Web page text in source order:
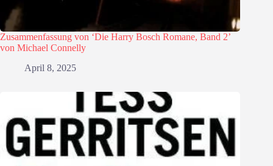
Zusammenfassung von ‘Die Harry Bosch Romane, Band 2’
von Michael Connelly
April 8, 2025